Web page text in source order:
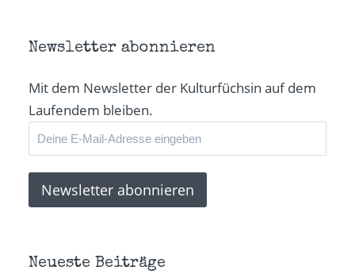
Newsletter abonnieren
Mit dem Newsletter der Kulturfüchsin auf dem
Laufendem bleiben.
Neueste Beiträge